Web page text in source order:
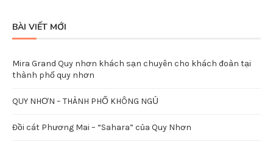
BÀI VIẾT MỚI
Mira Grand Quy nhơn khách sạn chuyên cho khách đoàn tại
thành phố quy nhơn
QUY NHƠN – THÀNH PHỐ KHÔNG NGỦ
Đồi cát Phương Mai – “Sahara” của Quy Nhơn